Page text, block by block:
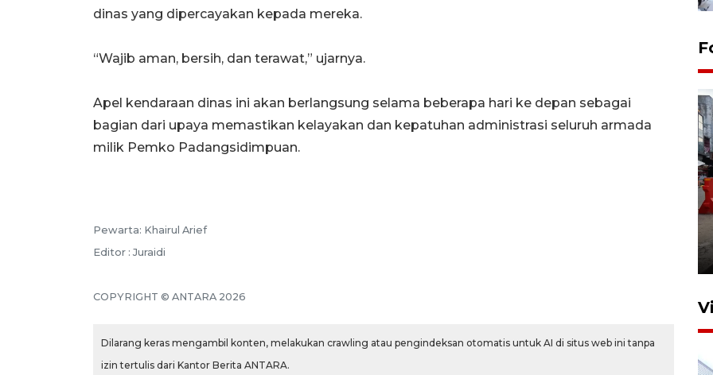
dinas yang dipercayakan kepada mereka.
“Wajib aman, bersih, dan terawat,” ujarnya.
Apel kendaraan dinas ini akan berlangsung selama beberapa hari ke depan sebagai
bagian dari upaya memastikan kelayakan dan kepatuhan administrasi seluruh armada
milik Pemko Padangsidimpuan.
Pewarta: Khairul Arief
Editor : Juraidi
COPYRIGHT © ANTARA 2026
Dilarang keras mengambil konten, melakukan crawling atau pengindeksan otomatis untuk AI di situs web ini tanpa
izin tertulis dari Kantor Berita ANTARA.